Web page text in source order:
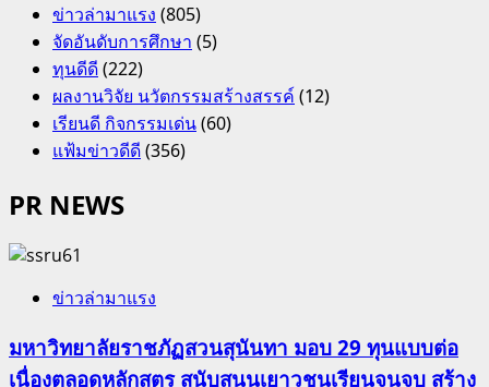
ข่าวล่ามาแรง (805)
จัดอันดับการศึกษา (5)
ทุนดีดี(222)
ผลงานวิจัย นวัตกรรมสร้างสรรค์(12)
เรียนดี กิจกรรมเด่น(60)
แฟ้มข่าวดีดี(356)
PR NEWS
ข่าวล่ามาแรง
มหาวิทยาลัยราชภัฏสวนสุนันทา มอบ 29 ทุนแบบต่อ
เนื่องตลอดหลักสูตร สนับสนุนเยาวชนเรียนจนจบ สร้าง